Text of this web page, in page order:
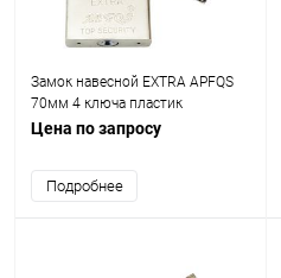
Замок навесной EXTRA APFQS
70мм 4 ключа пластик
Цена по запросу
Подробнее